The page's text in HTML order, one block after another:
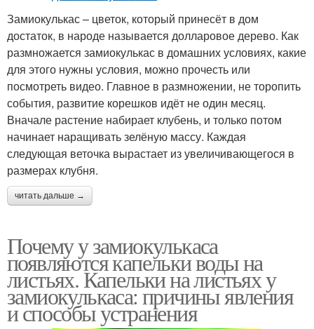
Замиокулькас – цветок, который принесёт в дом
достаток, в народе называется долларовое дерево. Как
размножается замиокулькас в домашних условиях, какие
для этого нужны условия, можно прочесть или
посмотреть видео. Главное в размножении, не торопить
события, развитие корешков идёт не один месяц.
Вначале растение набирает клубень, и только потом
начинает наращивать зелёную массу. Каждая
следующая веточка вырастает из увеличивающегося в
размерах клубня.
читать дальше →
Почему у замиокулькаса
появляются капельки воды на
листьях. Капельки на листьях у
замиокулькаса: причины явления
и способы устранения